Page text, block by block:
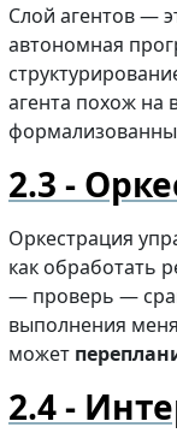
Слой агентов —
автономная
агента похож на
Оркестрация
как обработать
— проверь —
выполнения
может